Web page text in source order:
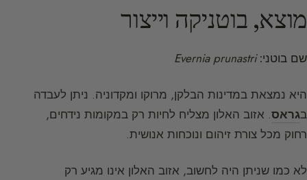
מוצא, בוטניקה וייצור
שם בוטני: Evernia prunastri
היא נמצאת במדינות הבלקן, מרוקו ומקדוניה. ניתן לעבדה
בגראס. אזוב האלון מצליח לחיות רק במקומות נידחים,
רחוק מכל צורת זיהום ונוכחות אנושית.
לא כמו שניתן היה לחשוב, אזוב האלון אינו מגיע רק